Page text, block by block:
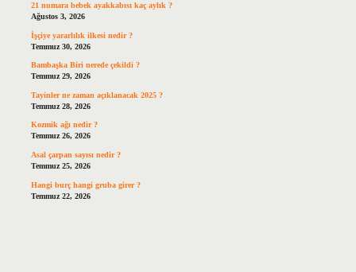
21 numara bebek ayakkabısı kaç aylık ?
Ağustos 3, 2026
İşçiye yararlılık ilkesi nedir ?
Temmuz 30, 2026
Bambaşka Biri nerede çekildi ?
Temmuz 29, 2026
Tayinler ne zaman açıklanacak 2025 ?
Temmuz 28, 2026
Kozmik ağı nedir ?
Temmuz 26, 2026
Asal çarpan sayısı nedir ?
Temmuz 25, 2026
Hangi burç hangi gruba girer ?
Temmuz 22, 2026